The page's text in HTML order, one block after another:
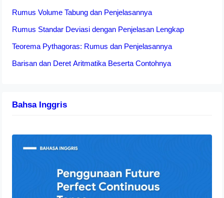
Rumus Volume Tabung dan Penjelasannya
Rumus Standar Deviasi dengan Penjelasan Lengkap
Teorema Pythagoras: Rumus dan Penjelasannya
Barisan dan Deret Aritmatika Beserta Contohnya
Bahsa Inggris